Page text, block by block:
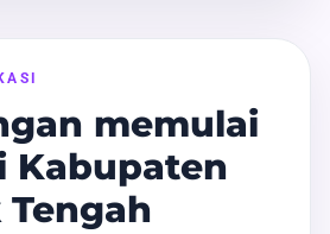
memulai
Kabupaten